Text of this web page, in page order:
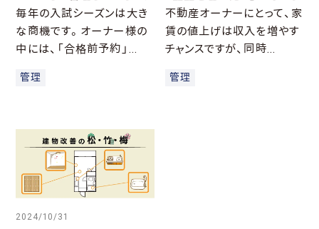
毎年の入試シーズンは大き
な商機です。オーナー様の
中には、「合格前予約」...
管理
不動産オーナーにとって、家
賃の値上げは収入を増やす
チャンスですが、同時...
管理
2024/10/31